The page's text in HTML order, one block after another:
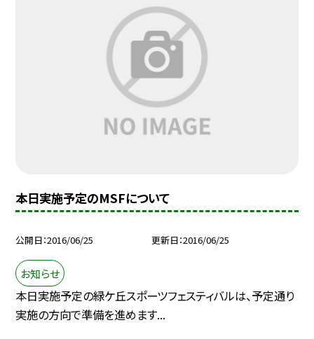
本日実施予定のMSFについて
公開日 2016/06/25 更新日 2016/06/25
お知らせ
本日実施予定の緑ケ丘スポーツフェスティバルは、予定通り
実施の方向で準備を進めます...